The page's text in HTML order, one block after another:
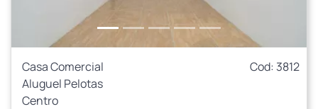
Casa Comercial
Cod: 3812
Aluguel Pelotas
Centro